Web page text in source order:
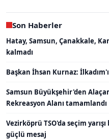
Son Haberler
Hatay, Samsun, Çanakkale,
kalmadı
Başkan İhsan Kurnaz:
Samsun Büyükşehir'den
Rekreasyon Alanı tamamlandı
Vezirköprü TSO'da seçim
güçlü mesaj